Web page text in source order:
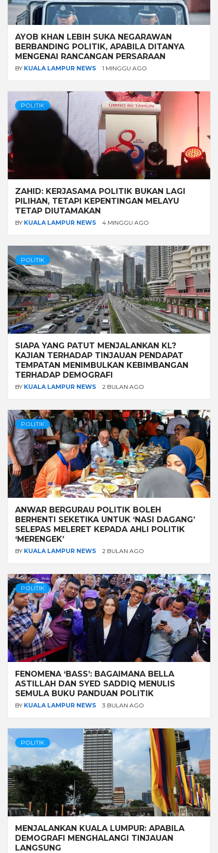
AYOB KHAN LEBIH SUKA NEGARAWAN
BERBANDING POLITIK, APABILA DITANYA
MENGENAI RANCANGAN PERSARAAN
BY KUALA LAMPUR NEWS 1 MINGGU AGO
POLITIK
ZAHID: KERJASAMA POLITIK BUKAN LAGI
PILIHAN, TETAPI KEPENTINGAN MELAYU
TETAP DIUTAMAKAN
BY KUALA LAMPUR NEWS 4 MINGGU AGO
POLITIK
SIAPA YANG PATUT MENJALANKAN KL?
KAJIAN TERHADAP TINJAUAN PENDAPAT
TEMPATAN MENIMBULKAN KEBIMBANGAN
TERHADAP DEMOGRAFI
BY KUALA LAMPUR NEWS 2 BULAN AGO
POLITIK
ANWAR BERGURAU POLITIK BOLEH
BERHENTI SEKETIKA UNTUK ‘NASI DAGANG’
SELEPAS MELERET KEPADA AHLI POLITIK
‘MERENGEK’
BY KUALA LAMPUR NEWS 2 BULAN AGO
POLITIK
FENOMENA ‘BASS’: BAGAIMANA BELLA
ASTILLAH DAN SYED SADDIQ MENULIS
SEMULA BUKU PANDUAN POLITIK
BY KUALA LAMPUR NEWS 3 BULAN AGO
POLITIK
MENJALANKAN KUALA LUMPUR: APABILA
DEMOGRAFI MENGHALANGI TINJAUAN
LANGSUNG